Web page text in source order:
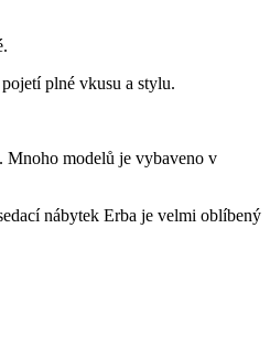
plné vkusu a stylu.
Mnoho modelů je vybaveno v
nábytek Erba je velmi oblíbený